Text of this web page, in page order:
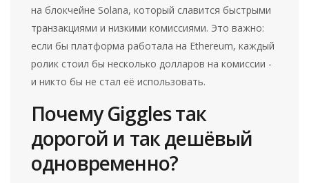
на блокчейне Solana, который славится быстрыми
транзакциями и низкими комиссиями. Это важно:
если бы платформа работала на Ethereum, каждый
ролик стоил бы несколько долларов на комиссии -
и никто бы не стал её использовать.
Почему Giggles так
дорогой и так дешёвый
одновременно?